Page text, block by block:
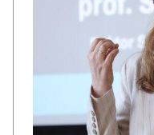
Sprawdź, jak i dlaczego
Deklaracja dostępności,